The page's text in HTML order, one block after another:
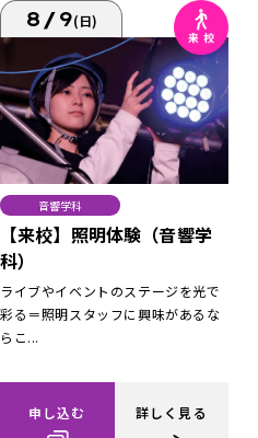
8/9(日)
音響学科
【来校】照明体験（音響学
科）
ライブやイベントのステージを光で
彩る＝照明スタッフに興味があるな
らこ...
申し込む 詳しく見る